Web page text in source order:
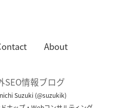
About
SEO情報ブログ
Suzuki(@suzukik)